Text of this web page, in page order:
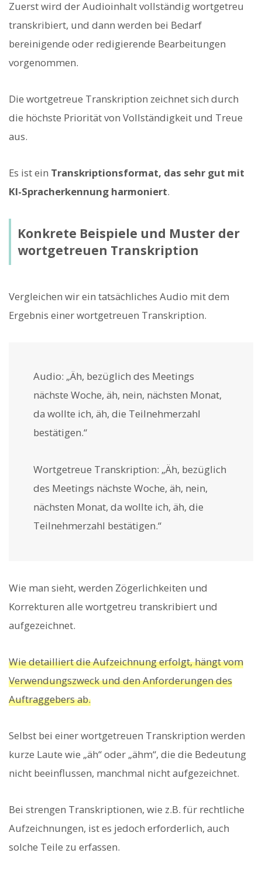
Zuerst wird der Audioinhalt vollständig wortgetreu
transkribiert, und dann werden bei Bedarf
bereinigende oder redigierende Bearbeitungen
vorgenommen.
Die wortgetreue Transkription zeichnet sich durch
die höchste Priorität von Vollständigkeit und Treue
aus.
Es ist ein Transkriptionsformat, das sehr gut mit
KI-Spracherkennung harmoniert.
Konkrete Beispiele und Muster der
wortgetreuen Transkription
Vergleichen wir ein tatsächliches Audio mit dem
Ergebnis einer wortgetreuen Transkription.
Audio: „Äh, bezüglich des Meetings
nächste Woche, äh, nein, nächsten Monat,
da wollte ich, äh, die Teilnehmerzahl
bestätigen.“
Wortgetreue Transkription: „Äh, bezüglich
des Meetings nächste Woche, äh, nein,
nächsten Monat, da wollte ich, äh, die
Teilnehmerzahl bestätigen.“
Wie man sieht, werden Zögerlichkeiten und
Korrekturen alle wortgetreu transkribiert und
aufgezeichnet.
Wie detailliert die Aufzeichnung erfolgt, hängt vom
Verwendungszweck und den Anforderungen des
Auftraggebers ab.
Selbst bei einer wortgetreuen Transkription werden
kurze Laute wie „äh“ oder „ähm“, die die Bedeutung
nicht beeinflussen, manchmal nicht aufgezeichnet.
Bei strengen Transkriptionen, wie z.B. für rechtliche
Aufzeichnungen, ist es jedoch erforderlich, auch
solche Teile zu erfassen.